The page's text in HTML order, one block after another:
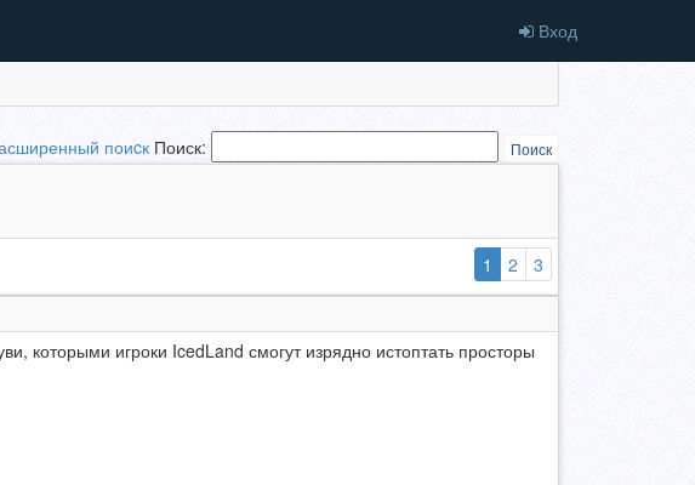
Вход
поиcк Поиск: Поиск
1 (выбранная)
2
3
которыми игроки IcedLand смогут изрядно истоптать просторы